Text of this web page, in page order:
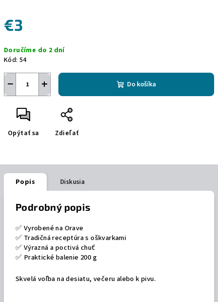
€3
cena:
Doručíme do 2 dní
Kód: 54
+
− Do košíka
Opýtať sa Zdieľať
Popis Diskusia
Podrobný popis
✅ Vyrobené na Orave
✅ Tradičná receptúra s oškvarkami
✅ Výrazná a poctivá chuť
✅ Praktické balenie 200 g
Skvelá voľba na desiatu, večeru alebo k pivu.